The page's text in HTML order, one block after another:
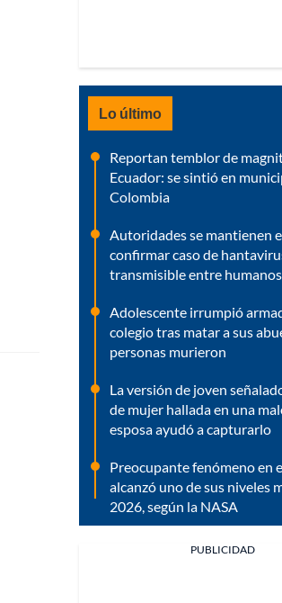
Lo último
Reportan temblor de
Ecuador: se sintió en
Colombia
Autoridades se mantienen
confirmar caso de
transmisible entre humanos
Adolescente irrumpió
colegio tras matar a sus
personas murieron
La versión de joven
de mujer hallada en una
esposa ayudó a capturarlo
Preocupante fenómeno en
alcanzó uno de sus niveles
2026, según la NASA
PUBLICIDAD